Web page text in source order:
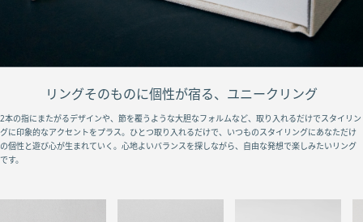
リングそのものに個性が宿る、ユニークリング
2本の指にまたがるデザインや、節を覆うような大胆なフォルムなど、取り入れるだけでスタイリン
グに印象的なアクセントをプラス。ひとつ取り入れるだけで、いつものスタイリングにあなただけ
の個性と遊び心が生まれていく。心地よいバランスを探しながら、自由な発想で楽しみたいリング
です。